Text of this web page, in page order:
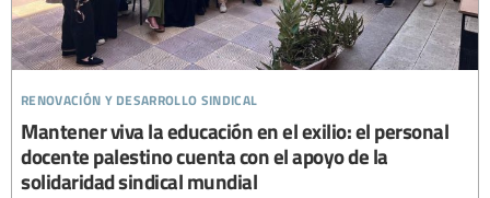
renovación y desarrollo sindical
Mantener viva la educación en el exilio: el personal
docente palestino cuenta con el apoyo de la
solidaridad sindical mundial